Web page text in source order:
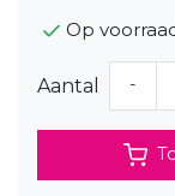
Op
Aantal -